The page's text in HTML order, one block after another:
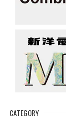
CATEGORY